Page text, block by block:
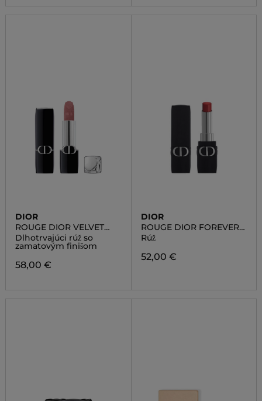
DIOR
ROUGE DIOR VELVET
LIPSTICK
Dlhotrvajúci rúž so
zamatovým finišom
58,00 €
DIOR
ROUGE DIOR FOREVER
STICK
Rúž
52,00 €